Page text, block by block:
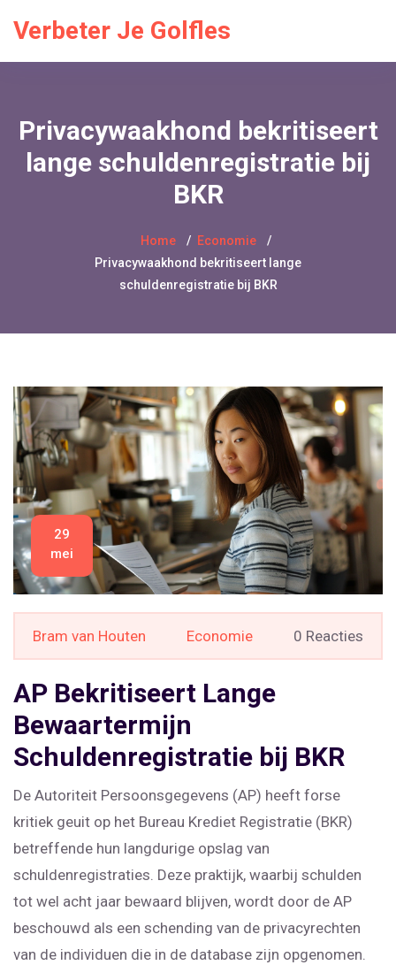
Verbeter Je Golfles
Privacywaakhond bekritiseert
lange schuldenregistratie bij
BKR
Home
Economie
Privacywaakhond bekritiseert lange
schuldenregistratie bij BKR
29
mei
Bram van Houten Economie 0 Reacties
AP Bekritiseert Lange
Bewaartermijn
Schuldenregistratie bij BKR
De Autoriteit Persoonsgegevens (AP) heeft forse
kritiek geuit op het Bureau Krediet Registratie (BKR)
betreffende hun langdurige opslag van
schuldenregistraties. Deze praktijk, waarbij schulden
tot wel acht jaar bewaard blijven, wordt door de AP
beschouwd als een schending van de privacyrechten
van de individuen die in de database zijn opgenomen.